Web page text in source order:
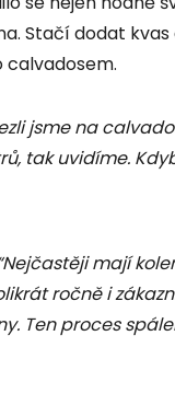
Stačí dodat
calvadosem.
jsme na
tak uvidíme.
mají
ročně i
Ten proces